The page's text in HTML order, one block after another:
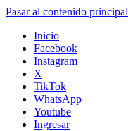
Pasar al contenido principal
Inicio
Facebook
Instagram
X
TikTok
WhatsApp
Youtube
Ingresar